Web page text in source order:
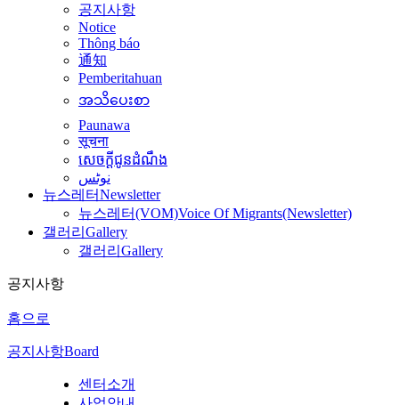
공지사항
Notice
Thông báo
通知
Pemberitahuan
အသိပေးစာ
Paunawa
सूचना
សេចក្តីជូនដំណឹង
نوٹس
뉴스레터Newsletter
뉴스레터(VOM)Voice Of Migrants(Newsletter)
갤러리 Gallery
갤러리 Gallery
공지사항
홈으로
공지사항Board
센터소개